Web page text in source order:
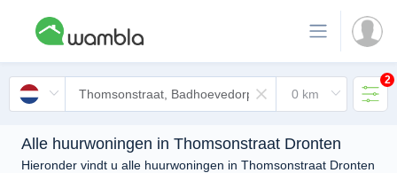
2
Alle huurwoningen in Thomsonstraat Dronten
Hieronder vindt u alle huurwoningen in Thomsonstraat Dronten